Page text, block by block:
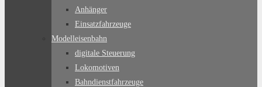
Anhänger
Einsatzfahrzeuge
Modelleisenbahn
digitale Steuerung
Lokomotiven
Bahndienstfahrzeuge